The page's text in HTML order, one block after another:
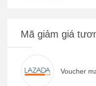
Mã giảm giá
Voucher